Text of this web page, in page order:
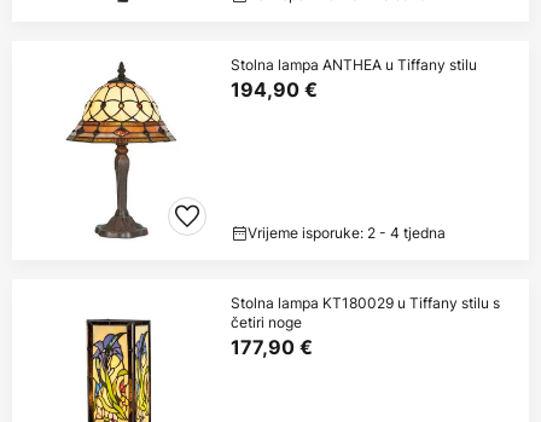
Stolna lampa ANTHEA u Tiffany stilu
194,90 €
Vrijeme isporuke: 2 - 4 tjedna
Stolna lampa KT180029 u Tiffany stilu s
četiri noge
177,90 €